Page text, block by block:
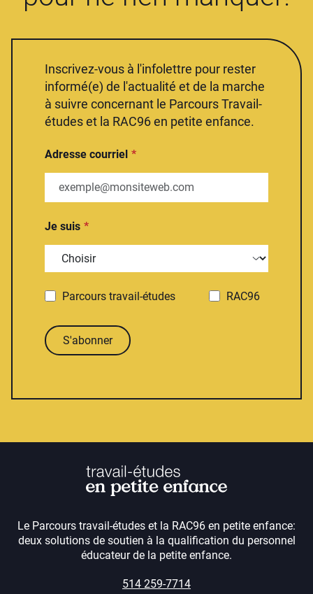
Inscrivez-vous à l'infolettre pour rester
informé(e) de l'actualité et de la marche
à suivre concernant le Parcours Travail-
études et la RAC96 en petite enfance.
Adresse courriel
Je suis
Parcours travail-études RAC96
S'abonner
Le Parcours travail-études et la RAC96 en petite enfance:
deux solutions de soutien à la qualification du personnel
éducateur de la petite enfance.
514 259-7714